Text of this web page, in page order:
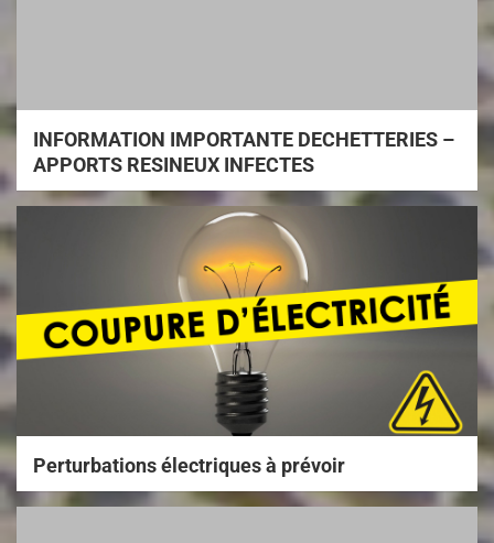
INFORMATION IMPORTANTE DECHETTERIES –
APPORTS RESINEUX INFECTES
Perturbations électriques à prévoir